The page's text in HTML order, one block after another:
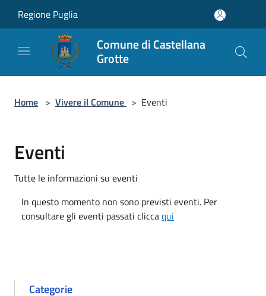
Regione Puglia
Comune di Castellana
Grotte
Home > Vivere il Comune > Eventi
Eventi
Tutte le informazioni su eventi
In questo momento non sono previsti eventi. Per
consultare gli eventi passati cliccaqui
Categorie